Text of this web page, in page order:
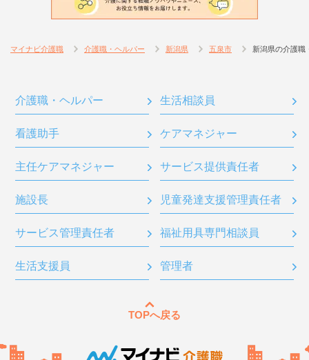
マイナビ介護職 介護職・ヘルパー 新潟県 五泉市 新潟県の介護職
介護職・ヘルパー 生活相談員
看護助手 ケアマネジャー
主任ケアマネジャー サービス提供責任者
施設長 児童発達支援管理責任者
サービス管理責任者 福祉用具専門相談員
生活支援員 管理者
TOPへ戻る